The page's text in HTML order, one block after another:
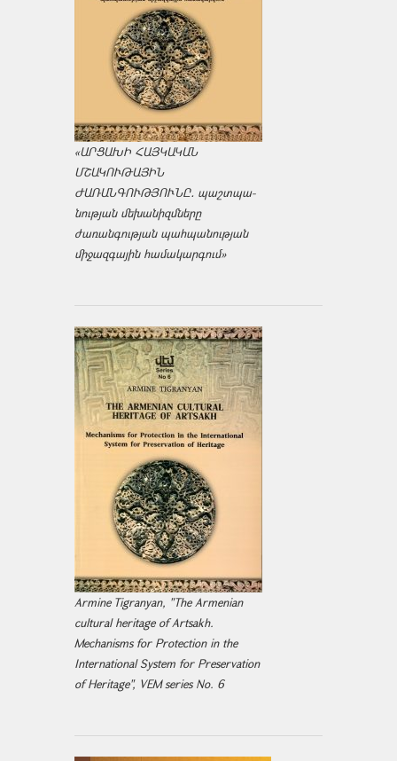
«ԱՐՑԱԽԻ ՀԱՅԿԱԿԱՆ
ՄՇԱԿՈՒԹԱՅԻՆ
ԺԱՌԱՆԳՈՒԹՅՈՒՆԸ․ պաշտպա­
նության մեխանիզմները
ժառանգության պահպանության
միջազ­գային համակարգում»
Armine Tigranyan, "The Armenian
cultural heritage of Artsakh.
Mechanisms for Protection in the
International System for Preservation
of Heritage", VEM series No. 6